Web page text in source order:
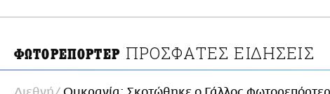
ΦΩΤΟΡΕΠΟΡΤΕΡ ΠΡΟΣΦΑΤΕΣ ΕΙΔΗΣΕΙΣ